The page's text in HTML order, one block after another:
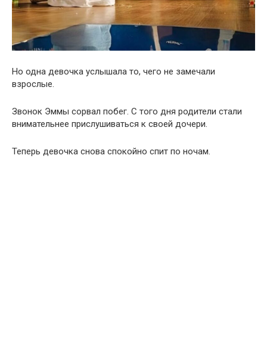
Но одна девочка услышала то, чего не замечали
взрослые.
Звонок Эммы сорвал побег. С того дня родители стали
внимательнее прислушиваться к своей дочери.
Теперь девочка снова спокойно спит по ночам.